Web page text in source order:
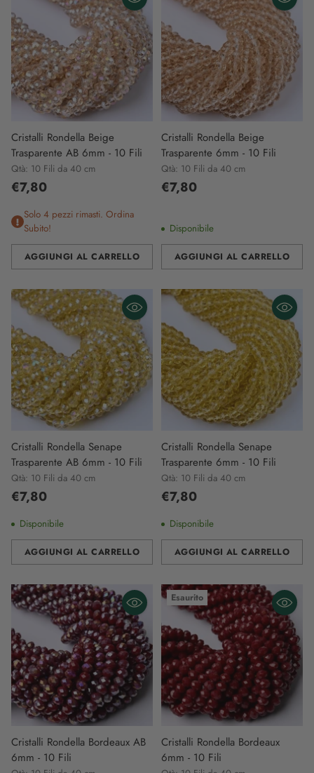
Cristalli Rondella Beige
Trasparente AB 6mm - 10 Fili
Qtà: 10 Fili da 40 cm
€7,80
Solo 4 pezzi rimasti. Ordina
Subito!
AGGIUNGI AL CARRELLO
Quantità
Cristalli Rondella Beige
Trasparente 6mm - 10 Fili
Qtà: 10 Fili da 40 cm
€7,80
Disponibile
AGGIUNGI AL CARRELLO
Quantità
Cristalli Rondella Senape
Trasparente AB 6mm - 10 Fili
Qtà: 10 Fili da 40 cm
€7,80
Disponibile
AGGIUNGI AL CARRELLO
Quantità
Cristalli Rondella Senape
Trasparente 6mm - 10 Fili
Qtà: 10 Fili da 40 cm
€7,80
Disponibile
AGGIUNGI AL CARRELLO
Quantità
Cristalli Rondella Bordeaux AB
6mm - 10 Fili
Esaurito
Cristalli Rondella Bordeaux
6mm - 10 Fili